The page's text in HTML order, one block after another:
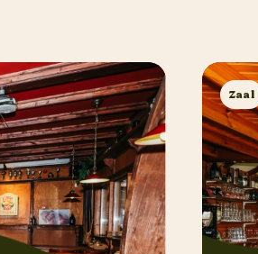
Zaal